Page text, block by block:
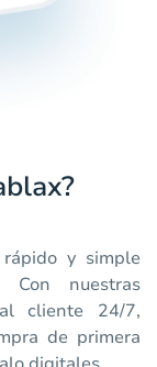
y simple
nuestras
cliente 24/7,
de primera